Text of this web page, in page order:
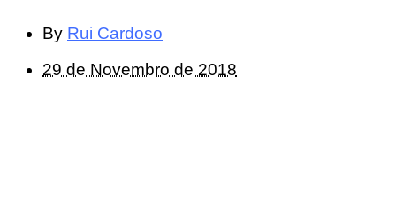
By Rui Cardoso
29 de Novembro de 2018